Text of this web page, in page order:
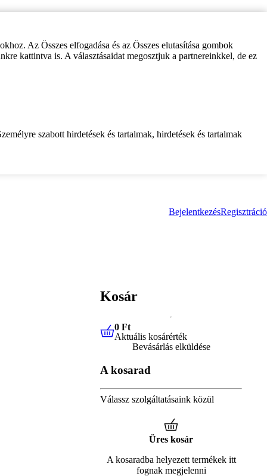
Az Összes elfogadása és az Összes elutasítása gombok
kattintva is. A választásaidat megosztjuk a partnereinkkel, de ez
szabott hirdetések és tartalmak, hirdetések és tartalmak
BejelentkezésRegisztráció
Kosár
0 FtAktuális kosárérték
0 Ft
Aktuális kosárérték
Bevásárlás elküldése
A kosarad
Válassz szolgáltatásaink közül
Üres kosár
A kosaradba helyezett termékek itt
fognak megjelenni